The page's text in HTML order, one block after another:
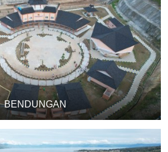
BENDUNGAN